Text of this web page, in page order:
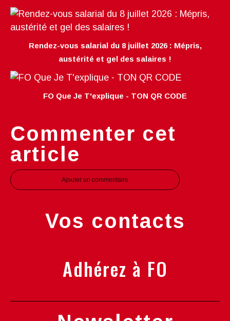
Rendez-vous salarial du 8 juillet 2026 : Mépris,
austérité et gel des salaires !
FO Que Je T'explique - TON QR CODE
Commenter cet
article
Ajouter un commentaire
Vos contacts
Adhérez à FO